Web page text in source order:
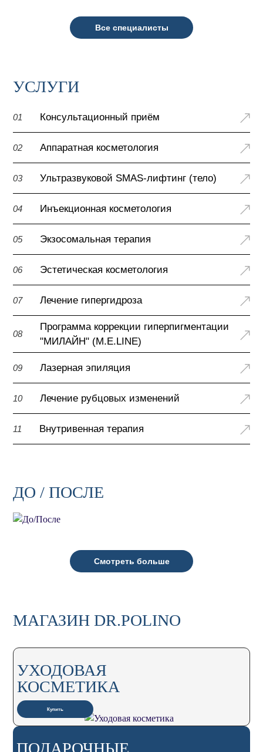
Все специалисты
УСЛУГИ
01 Консультационный приём
02 Аппаратная косметология
03 Ультразвуковой SMAS-лифтинг (тело)
04 Инъекционная косметология
05 Экзосомальная терапия
06 Эстетическая косметология
07 Лечение гипергидроза
08
Программа коррекции гиперпигментации
"МИЛАЙН" (M.E.LINE)
09 Лазерная эпиляция
10 Лечение рубцовых изменений
11 Внутривенная терапия
ДО / ПОСЛЕ
Смотреть больше
МАГАЗИН DR.POLINO
УХОДОВАЯ
КОСМЕТИКА
Купить